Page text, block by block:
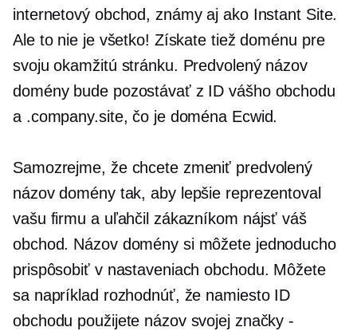
internetový obchod, známy aj ako Instant Site.
Ale to nie je všetko! Získate tiež doménu pre
svoju okamžitú stránku. Predvolený názov
domény bude pozostávať z ID vášho obchodu
a .company.site, čo je doména Ecwid.
Samozrejme, že chcete zmeniť predvolený
názov domény tak, aby lepšie reprezentoval
vašu firmu a uľahčil zákazníkom nájsť váš
obchod. Názov domény si môžete jednoducho
prispôsobiť v nastaveniach obchodu. Môžete
sa napríklad rozhodnúť, že namiesto ID
obchodu použijete názov svojej značky-